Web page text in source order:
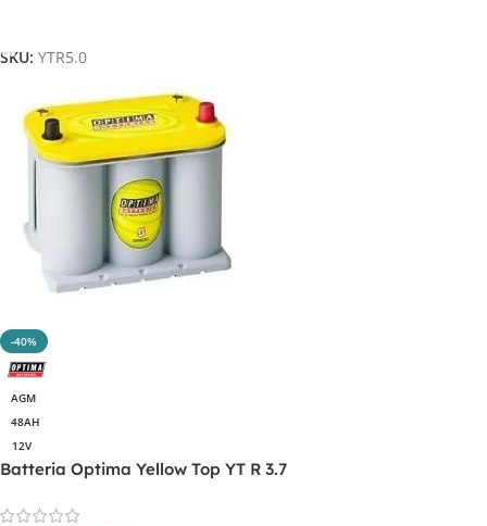
SKU: YTR5.0
-40%
AGM
48AH
12V
Batteria Optima Yellow Top YT R 3.7